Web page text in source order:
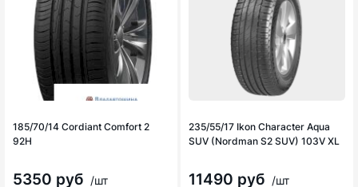
185/70/14 Cordiant Comfort 2
92H
5350 руб /шт
235/55/17 Ikon Character Aqua
SUV (Nordman S2 SUV) 103V XL
11490 руб /шт